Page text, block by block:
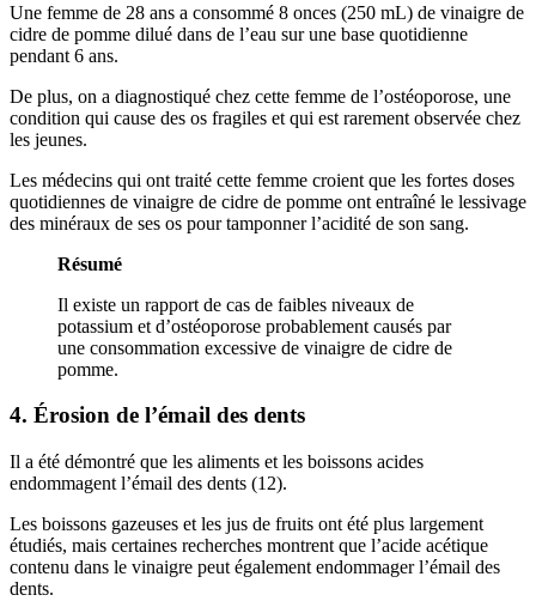
Une femme de 28 ans a consommé 8 onces (250 mL) de vinaigre de
cidre de pomme dilué dans de l’eau sur une base quotidienne
pendant 6 ans.
De plus, on a diagnostiqué chez cette femme de l’ostéoporose, une
condition qui cause des os fragiles et qui est rarement observée chez
les jeunes.
Les médecins qui ont traité cette femme croient que les fortes doses
quotidiennes de vinaigre de cidre de pomme ont entraîné le lessivage
des minéraux de ses os pour tamponner l’acidité de son sang.
Résumé
Il existe un rapport de cas de faibles niveaux de
potassium et d’ostéoporose probablement causés par
une consommation excessive de vinaigre de cidre de
pomme.
4. Érosion de l’émail des dents
Il a été démontré que les aliments et les boissons acides
endommagent l’émail des dents (12).
Les boissons gazeuses et les jus de fruits ont été plus largement
étudiés, mais certaines recherches montrent que l’acide acétique
contenu dans le vinaigre peut également endommager l’émail des
dents.